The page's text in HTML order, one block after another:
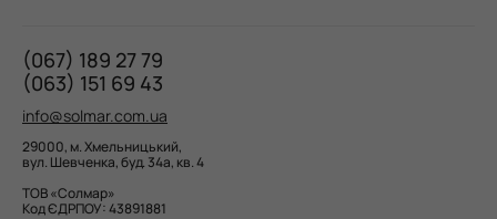
(067) 189 27 79
(063) 151 69 43
info@solmar.com.ua
29000, м. Хмельницький,
вул. Шевченка, буд. 34а, кв. 4
ТОВ «Солмар»
Код ЄДРПОУ: 43891881